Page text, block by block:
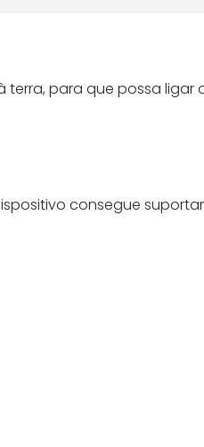
para que possa
consegue